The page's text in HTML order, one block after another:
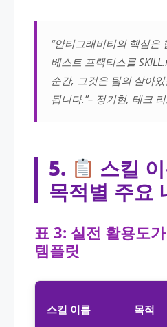
“안티그래비티의 핵심은
베스트 프랙티스를
순간, 그것은 팀의 살아
됩니다.”– 정기현, 테크
5.
스킬
목적별 주요
표 3: 실전 활용도
템플릿
스킬 이름 목적